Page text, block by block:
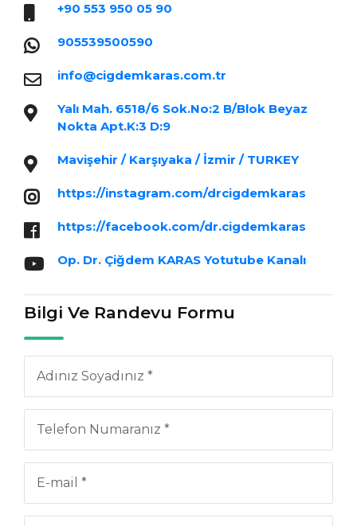
+90 553 950 05 90
905539500590
info@cigdemkaras.com.tr
Yalı Mah. 6518/6 Sok.No:2 B/Blok Beyaz
Nokta Apt.K:3 D:9
Mavişehir / Karşıyaka / İzmir / TURKEY
https://instagram.com/drcigdemkaras
https://facebook.com/dr.cigdemkaras
Op. Dr. Çiğdem KARAS Yotutube Kanalı
Bilgi Ve Randevu Formu